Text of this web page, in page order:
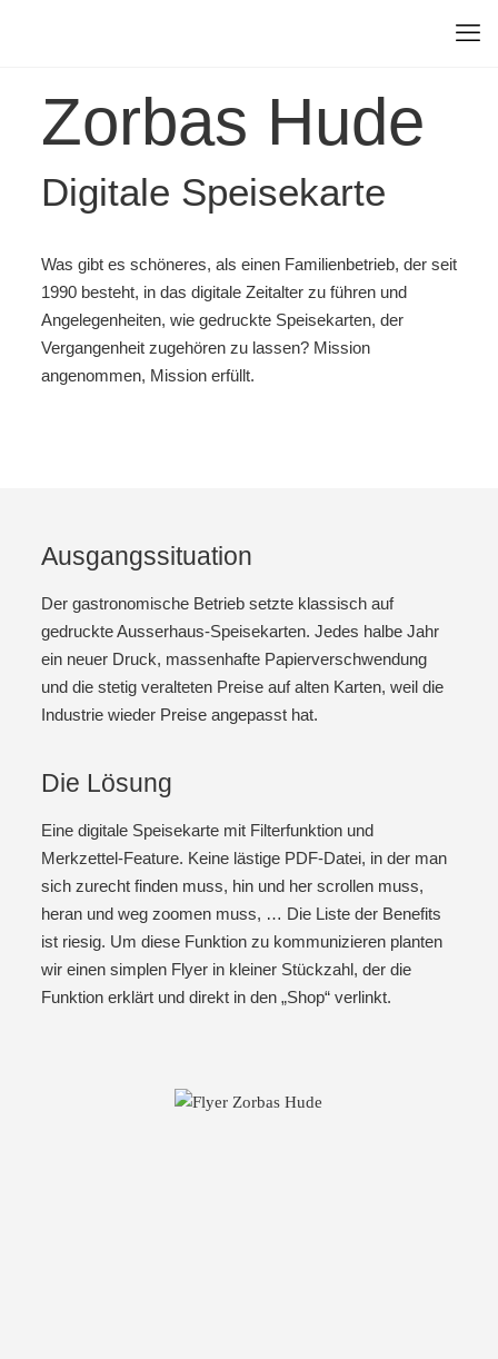
Zorbas Hude
Digitale Speisekarte
Was gibt es schöneres, als einen Familienbetrieb, der seit
1990 besteht, in das digitale Zeitalter zu führen und
Angelegenheiten, wie gedruckte Speisekarten, der
Vergangenheit zugehören zu lassen? Mission
angenommen, Mission erfüllt.
Ausgangssituation
Der gastronomische Betrieb setzte klassisch auf
gedruckte Ausserhaus-Speisekarten. Jedes halbe Jahr
ein neuer Druck, massenhafte Papierverschwendung
und die stetig veralteten Preise auf alten Karten, weil die
Industrie wieder Preise angepasst hat.
Die Lösung
Eine digitale Speisekarte mit Filterfunktion und
Merkzettel-Feature. Keine lästige PDF-Datei, in der man
sich zurecht finden muss, hin und her scrollen muss,
heran und weg zoomen muss, … Die Liste der Benefits
ist riesig. Um diese Funktion zu kommunizieren planten
wir einen simplen Flyer in kleiner Stückzahl, der die
Funktion erklärt und direkt in den „Shop“ verlinkt.